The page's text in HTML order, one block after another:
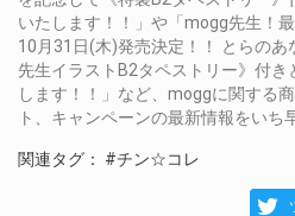
いたします！！」や「mogg先生！
10月31日(木)発売決定！！ とらの
先生イラストB2タペストリー》付
します！！」など、moggに関する
ト、キャンペーンの最新情報をいち
関連タグ： #チン☆コレ